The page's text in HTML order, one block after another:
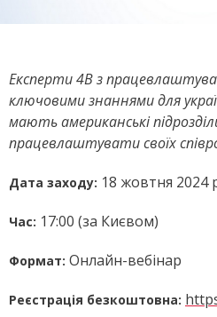
Експерти4B з
ключовими знаннями для
мають американські
працевлаштувати своїх
Дата заходу: 18 жовтня 2024
Час: 17:00 (за Києвом)
Формат: Онлайн-вебінар
Реєстрація безкоштовна: